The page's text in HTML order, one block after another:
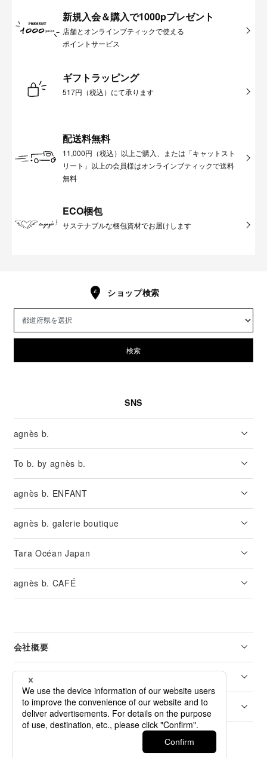
新規入会＆購入で1000pプレゼント
店舗とオンラインブティックで使える
ポイントサービス
ギフトラッピング
517円（税込）にて承ります
配送料無料
11,000円（税込）以上ご購入、または「キャットスト
リート」以上の会員様はオンラインブティックで送料
無料
ECO梱包
サステナブルな梱包資材でお届けします
ショップ検索
検索
SNS
agnès b.
To b. by agnès b.
agnès b. ENFANT
agnès b. galerie boutique
Tara Océan Japan
agnès b. CAFÉ
会社概要
リーガル
カスタマーサービス